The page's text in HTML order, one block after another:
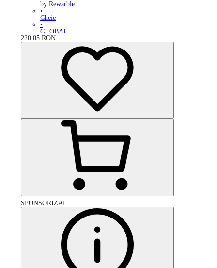
by Rewarble
•
Cheie
•
GLOBAL
220.05 RON
SPONSORIZAT